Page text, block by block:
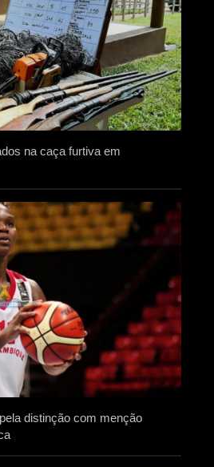
na caça furtiva em
distinção com menção